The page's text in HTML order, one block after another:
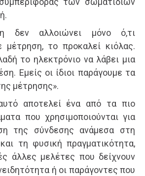
δεν αλλοιώνει μόνο ό,τι
μέτρηση, το προκαλεί κιόλας.
το ηλεκτρόνιο να λάβει μια
Εμείς οι ίδιοι παράγουμε τα
μέτρησης».
αποτελεί ένα από τα πιο
που χρησιμοποιούνται για
της σύνδεσης ανάμεσα στη
τη φυσική πραγματικότητα,
άλλες μελέτες που δείχνουν
ή οι παράγοντες που